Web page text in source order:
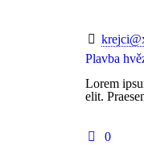
Plavba
Lorem
elit.
0